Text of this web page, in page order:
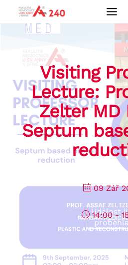
Přeskočit
Visiting
Lecture:
Zelter MD
Septum
09 Zář
Událost
14:00 -